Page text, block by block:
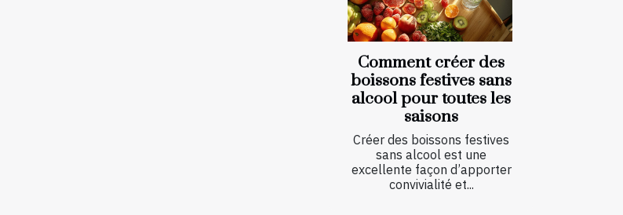
Comment créer des
boissons festives sans
alcool pour toutes les
saisons
Créer des boissons festives
sans alcool est une
excellente façon d’apporter
convivialité et...